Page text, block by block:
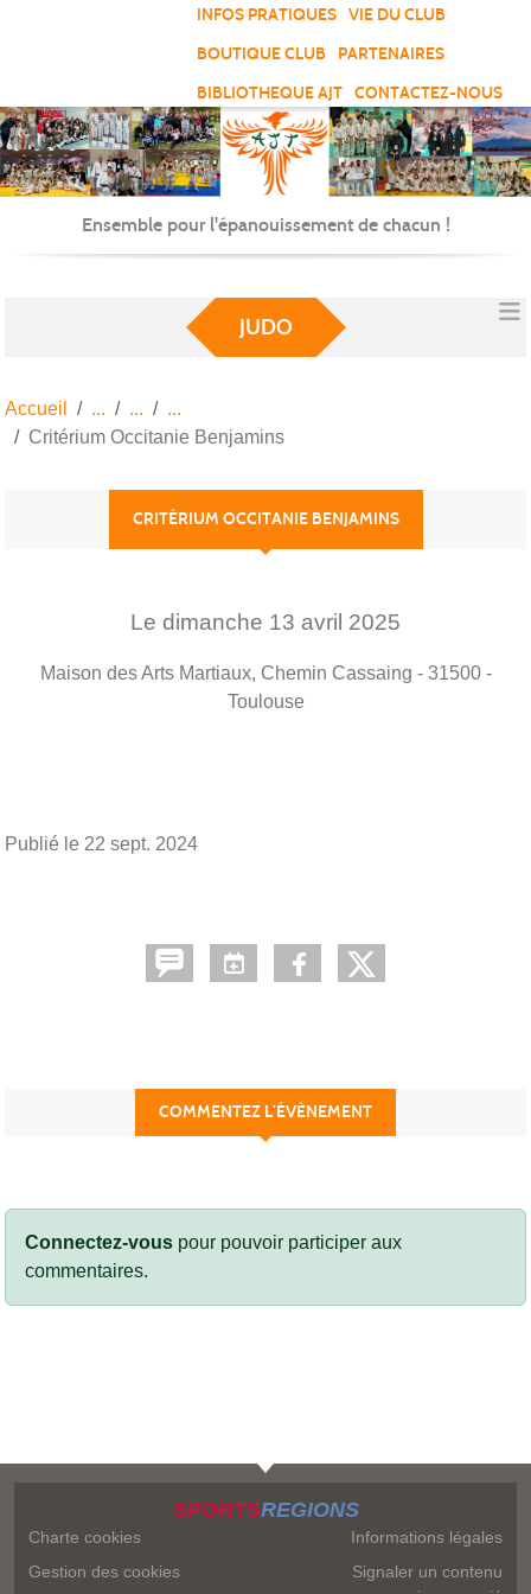
INFOS PRATIQUES
VIE DU CLUB
BOUTIQUE CLUB
PARTENAIRES
BIBLIOTHEQUE AJT
CONTACTEZ-NOUS
Ensemble pour l'épanouissement de chacun !
JUDO
Accueil
Critérium Occitanie Benjamins
CRITÉRIUM OCCITANIE BENJAMINS
Le dimanche 13 avril 2025
Maison des Arts Martiaux, Chemin Cassaing - 31500 -
Toulouse
Publié le 22 sept. 2024
COMMENTEZ L’ÉVÈNEMENT
Connectez-vous pour pouvoir participer aux
commentaires.
SPORTSREGIONS
Charte cookies
Gestion des cookies
Informations légales
Signaler un contenu
Panneau de gestion des cookies